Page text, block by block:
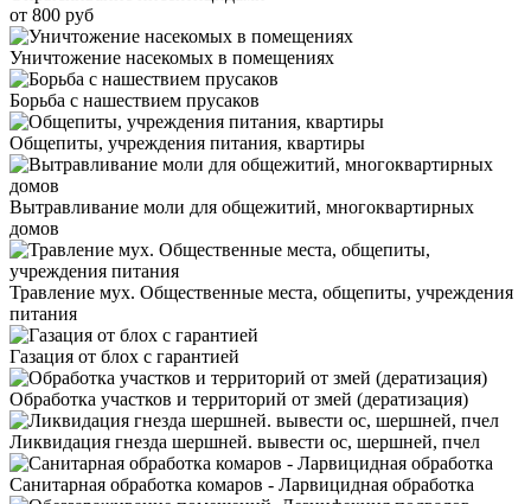
от 800 руб
Уничтожение насекомых в помещениях
Борьба с нашествием прусаков
Общепиты, учреждения питания, квартиры
Вытравливание моли для общежитий, многоквартирных
домов
Травление мух. Общественные места, общепиты, учреждения
питания
Газация от блох с гарантией
Обработка участков и территорий от змей (дератизация)
Ликвидация гнезда шершней. вывести ос, шершней, пчел
Санитарная обработка комаров - Ларвицидная обработка